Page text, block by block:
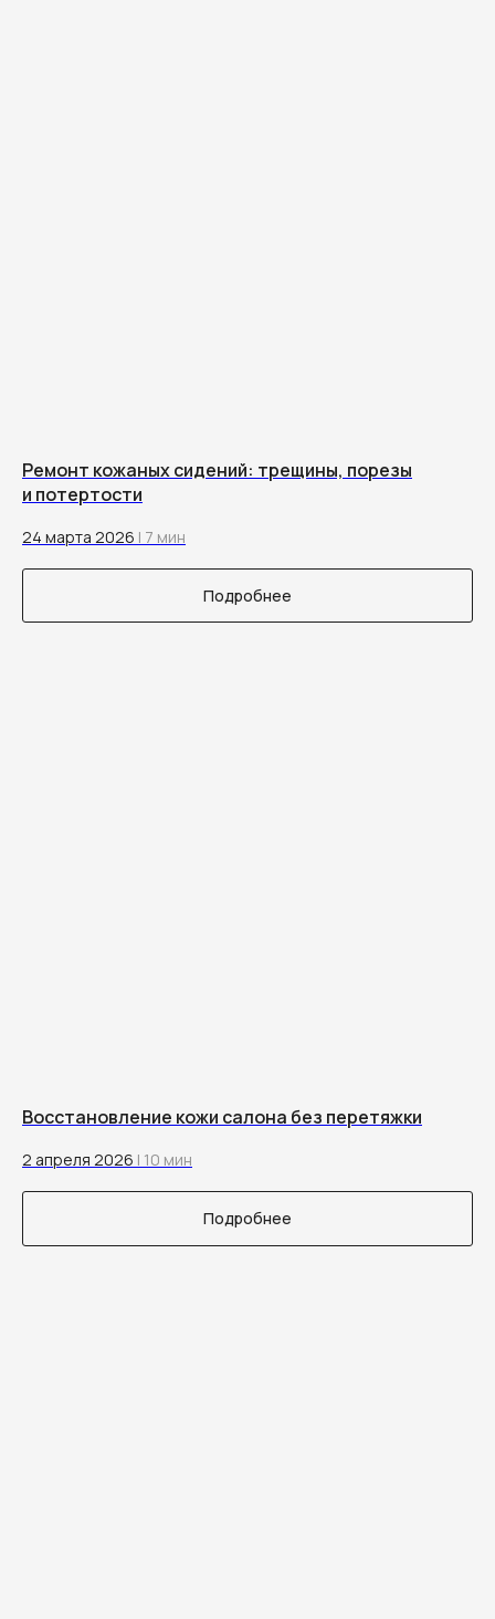
Ремонт кожаных сидений: трещины, порезы
и потертости
24 марта 2026 | 7 мин
Подробнее
Восстановление кожи салона без перетяжки
2 апреля 2026 | 10 мин
Подробнее